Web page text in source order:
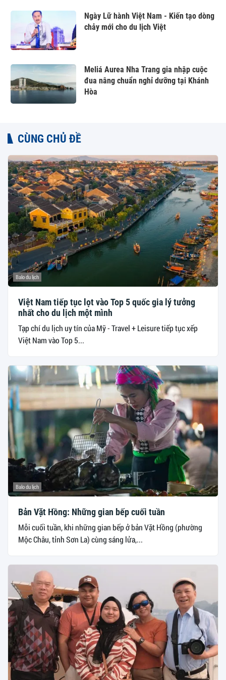
Ngày Lữ hành Việt Nam - Kiến tạo dòng
chảy mới cho du lịch Việt
Meliá Aurea Nha Trang gia nhập cuộc
đua nâng chuẩn nghỉ dưỡng tại Khánh
Hòa
CÙNG CHỦ ĐỀ
Balo du lịch
Việt Nam tiếp tục lọt vào Top 5 quốc gia lý tưởng
nhất cho du lịch một mình
Tạp chí du lịch uy tín của Mỹ - Travel + Leisure tiếp tục xếp
Việt Nam vào Top 5...
Balo du lịch
Bản Vặt Hồng: Những gian bếp cuối tuần
Mỗi cuối tuần, khi những gian bếp ở bản Vặt Hồng (phường
Mộc Châu, tỉnh Sơn La) cùng sáng lửa,...